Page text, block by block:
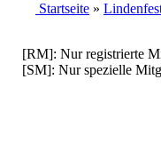
Startseite »
[RM]: Nur registrierte
[SM]: Nur spezielle